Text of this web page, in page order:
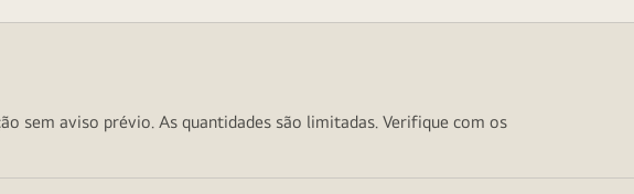
sem aviso prévio. As quantidades são limitadas. Verifique com os